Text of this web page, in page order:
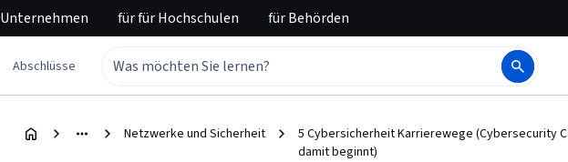
Unternehmen fürfür Hochschulen fürBehörden
Abschlüsse
Netzwerke und Sicherheit
5 Cybersicherheit Karrierewege (Cybersecurity
damit beginnt)